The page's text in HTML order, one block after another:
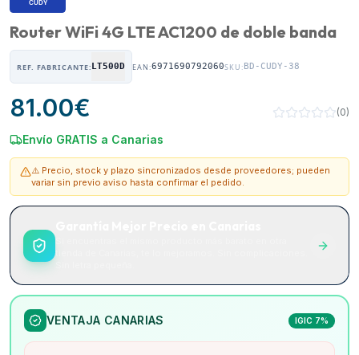
Router WiFi 4G LTE AC1200 de doble banda
REF. FABRICANTE:LT500D EAN:6971690792060SKU:BD-CUDY-38
81.00€ (0)
Envío GRATIS a Canarias
⚠️ Precio, stock y plazo sincronizados desde proveedores; pueden
variar sin previo aviso hasta confirmar el pedido.
VENTAJA CANARIAS IGIC 7%